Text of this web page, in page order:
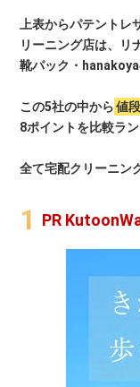
上表からパテント
リーニング店は、リ
靴パック・hanakoya
この5社の中から 値
8ポイントを比較ラ
全て宅配クリーニン
PR